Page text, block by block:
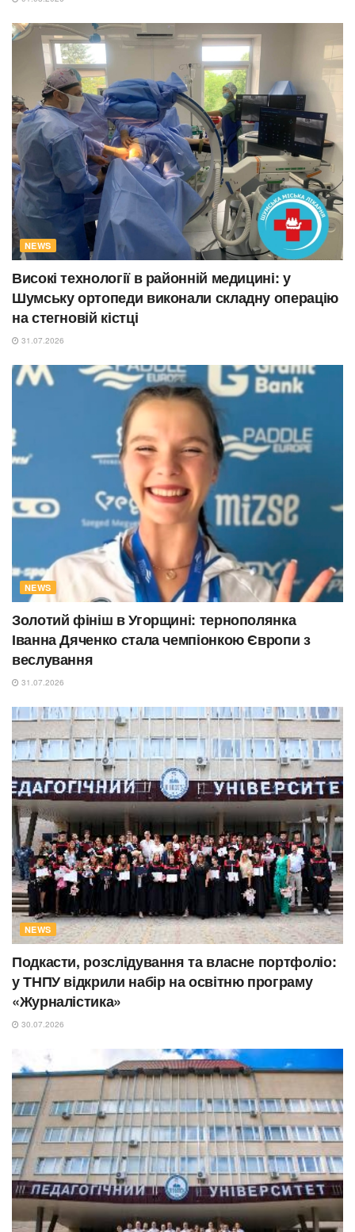
NEWS
Високі технології в районній медицині: у
Шумську ортопеди виконали складну операцію
на стегновій кістці
31.07.2026
NEWS
Золотий фініш в Угорщині: тернополянка
Іванна Дяченко стала чемпіонкою Європи з
веслування
31.07.2026
NEWS
Подкасти, розслідування та власне портфоліо:
у ТНПУ відкрили набір на освітню програму
«Журналістика»
30.07.2026